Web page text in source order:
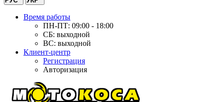
Время работы
ПН-ПТ: 09:00 - 18:00
СБ: выходной
ВС: выходной
Клиент-центр
Регистрация
Авторизация